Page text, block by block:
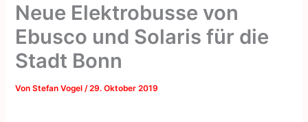
Neue Elektrobusse von
Ebusco und Solaris für die
Stadt Bonn
VonStefan Vogel/29. Oktober 2019